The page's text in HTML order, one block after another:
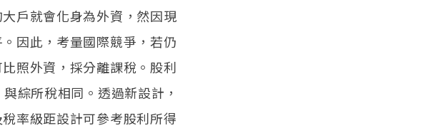
戶就會化身為外資，然因現
因此，考量國際競爭，若仍
照外資，採分離課稅。股利
綜所稅相同。透過新設計，
率級距設計可參考股利所得